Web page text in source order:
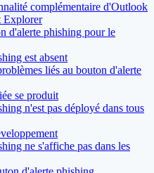
complémentaire d'Outlook
Explorer
d'alerte phishing pour le
est absent
liés au bouton d'alerte
se produit
n'est pas déployé dans tous
ne s'affiche pas dans les